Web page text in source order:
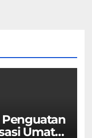
Penguatan
Umat